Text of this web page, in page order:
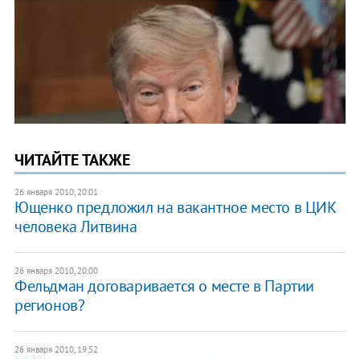
ЧИТАЙТЕ ТАКЖЕ
26 января 2010, 20:01
Ющенко предложил на вакантное место в ЦИК
человека Литвина
26 января 2010, 20:00
Фельдман договаривается о месте в Партии
регионов?
26 января 2010, 19:52